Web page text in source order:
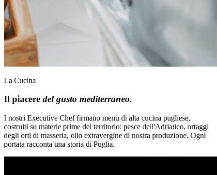
La Cucina
Il piacere del gusto mediterraneo.
I nostri Executive Chef firmano menù di alta cucina pugliese,
costruiti su materie prime del territorio: pesce dell'Adriatico, ortaggi
degli orti di masseria, olio extravergine di nostra produzione. Ogni
portata racconta una storia di Puglia.